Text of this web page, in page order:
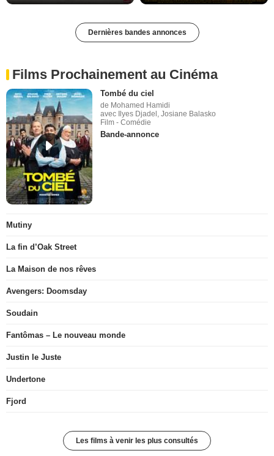
Dernières bandes annonces
Films Prochainement au Cinéma
Tombé du ciel
de Mohamed Hamidi
avec Ilyes Djadel, Josiane Balasko
Film - Comédie
Bande-annonce
Mutiny
La fin d’Oak Street
La Maison de nos rêves
Avengers: Doomsday
Soudain
Fantômas – Le nouveau monde
Justin le Juste
Undertone
Fjord
Les films à venir les plus consultés